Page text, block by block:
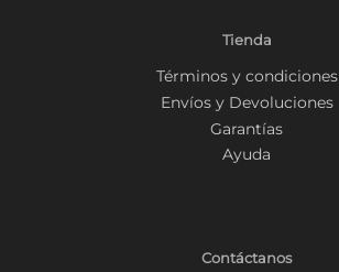
Tienda
Términos y condiciones
Envíos y Devoluciones
Garantías
Ayuda
Contáctanos